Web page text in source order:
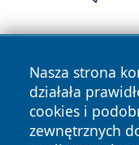
Nasza strona
działała
cookies i
zewnętrznych
Copyright © 2026